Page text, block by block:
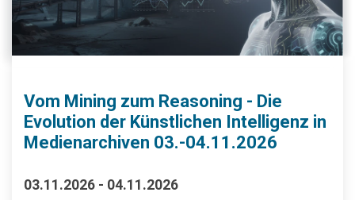
Vom Mining zum Reasoning - Die
Evolution der Künstlichen Intelligenz in
Medienarchiven 03.-04.11.2026
03.11.2026 - 04.11.2026